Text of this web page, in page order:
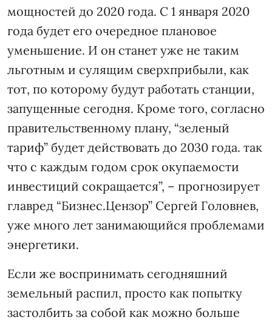
мощностей до 2020 года. С 1 января 2020
года будет его очередное плановое
уменьшение. И он станет уже не таким
льготным и сулящим сверхприбыли, как
тот, по которому будут работать станции,
запущенные сегодня. Кроме того, согласно
правительственному плану, “зеленый
тариф” будет действовать до 2030 года. так
что с каждым годом срок окупаемости
инвестиций сокращается”, – прогнозирует
главред “Бизнес.Цензор” Сергей Головнев,
уже много лет занимающийся проблемами
энергетики.
Если же воспринимать сегодняшний
земельный распил, просто как попытку
застолбить за собой как можно больше